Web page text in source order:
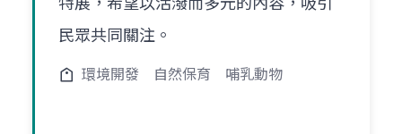
民眾共同關注。
環境開發 自然保育 哺乳動物